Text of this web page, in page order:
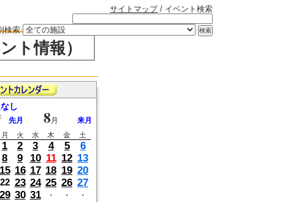
サイトマップ/ イベント検索
検索
ト情報）
し
先月 8 月
来月
月 火 水 木 金
土
1 2 3 4 5
6
8 9 10 11 12 13
15 16 17 18 19 20
22 23 24 25 26 27
29 30 31 ・ ・ ・